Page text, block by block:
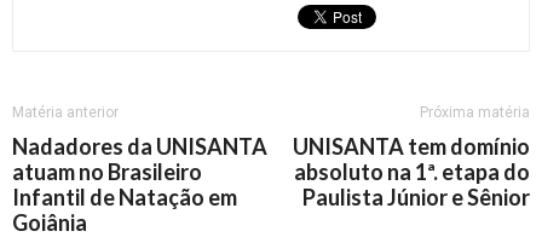
Matéria anterior
Nadadores da UNISANTA
atuam no Brasileiro
Infantil de Natação em
Goiânia
Próxima matéria
UNISANTA tem domínio
absoluto na 1ª. etapa do
Paulista Júnior e Sênior